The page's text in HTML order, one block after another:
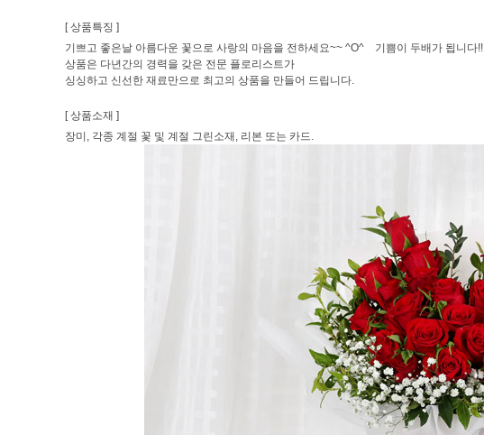
[ 상품특징 ]
기쁘고 좋은날 아름다운 꽃으로 사랑의 마음을 전하세요~~ ^O^ 기쁨이 두배가 됩니다!!
상품은 다년간의 경력을 갖은 전문 플로리스트가
싱싱하고 신선한 재료만으로 최고의 상품을 만들어 드립니다.
[ 상품소재 ]
장미, 각종 계절 꽃 및 계절 그린소재, 리본 또는 카드.